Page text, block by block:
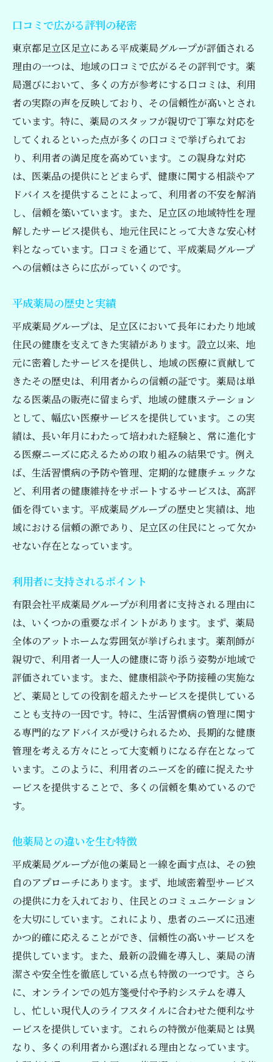
口コミで広がる評判の秘密
東京都足立区足立にある平成薬局グループが評価される
理由の一つは、地域の口コミで広がるその評判です。薬
局選びにおいて、多くの方が参考にする口コミは、利用
者の実際の声を反映しており、その信頼性が高いとされ
ています。特に、薬局のスタッフが親切で丁寧な対応を
してくれるといった点が多くの口コミで挙げられてお
り、利用者の満足度を高めています。この親身な対応
は、医薬品の提供にとどまらず、健康に関する相談やア
ドバイスを提供することによって、利用者の不安を解消
し、信頼を築いています。また、足立区の地域特性を理
解したサービス提供も、地元住民にとって大きな安心材
料となっています。口コミを通じて、平成薬局グループ
への信頼はさらに広がっていくのです。
平成薬局の歴史と実績
平成薬局グループは、足立区において長年にわたり地域
住民の健康を支えてきた実績があります。設立以来、地
元に密着したサービスを提供し、地域の医療に貢献して
きたその歴史は、利用者からの信頼の証です。薬局は単
なる医薬品の販売に留まらず、地域の健康ステーション
として、幅広い医療サービスを提供しています。この実
績は、長い年月にわたって培われた経験と、常に進化す
る医療ニーズに応えるための取り組みの結果です。例え
ば、生活習慣病の予防や管理、定期的な健康チェックな
ど、利用者の健康維持をサポートするサービスは、高評
価を得ています。平成薬局グループの歴史と実績は、地
域における信頼の源であり、足立区の住民にとって欠か
せない存在となっています。
利用者に支持されるポイント
有限会社平成薬局グループが利用者に支持される理由に
は、いくつかの重要なポイントがあります。まず、薬局
全体のアットホームな雰囲気が挙げられます。薬剤師が
親切で、利用者一人一人の健康に寄り添う姿勢が地域で
評価されています。また、健康相談や予防接種の実施な
ど、薬局としての役割を超えたサービスを提供している
ことも支持の一因です。特に、生活習慣病の管理に関す
る専門的なアドバイスが受けられるため、長期的な健康
管理を考える方々にとって大変頼りになる存在となって
います。このように、利用者のニーズを的確に捉えたサ
ービスを提供することで、多くの信頼を集めているので
す。
他薬局との違いを生む特徴
平成薬局グループが他の薬局と一線を画す点は、その独
自のアプローチにあります。まず、地域密着型サービス
の提供に力を入れており、住民とのコミュニケーション
を大切にしています。これにより、患者のニーズに迅速
かつ的確に応えることができ、信頼性の高いサービスを
提供しています。また、最新の設備を導入し、薬局の清
潔さや安全性を徹底している点も特徴の一つです。さら
に、オンラインでの処方箋受付や予約システムを導入
し、忙しい現代人のライフスタイルに合わせた便利なサ
ービスを提供しています。これらの特徴が他薬局とは異
なり、多くの利用者から選ばれる理由となっています。